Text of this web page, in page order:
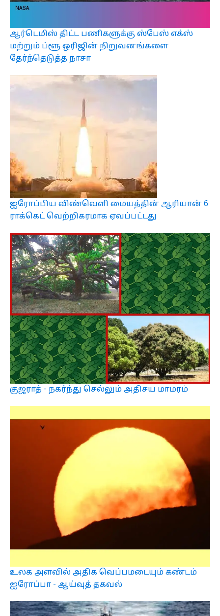
ஆர்டெமிஸ் திட்ட பணிகளுக்கு ஸ்பேஸ் எக்ஸ்
மற்றும் ப்ளூ ஒரிஜின் நிறுவனங்களை
தேர்ந்தெடுத்த நாசா
ஐரோப்பிய விண்வெளி மையத்தின் ஆரியான் 6
ராக்கெட் வெற்றிகரமாக ஏவப்பட்டது
குஜராத் - நகர்ந்து செல்லும் அதிசய மாமரம்
உலக அளவில் அதிக வெப்பமடையும் கண்டம்
ஐரோப்பா - ஆய்வுத் தகவல்